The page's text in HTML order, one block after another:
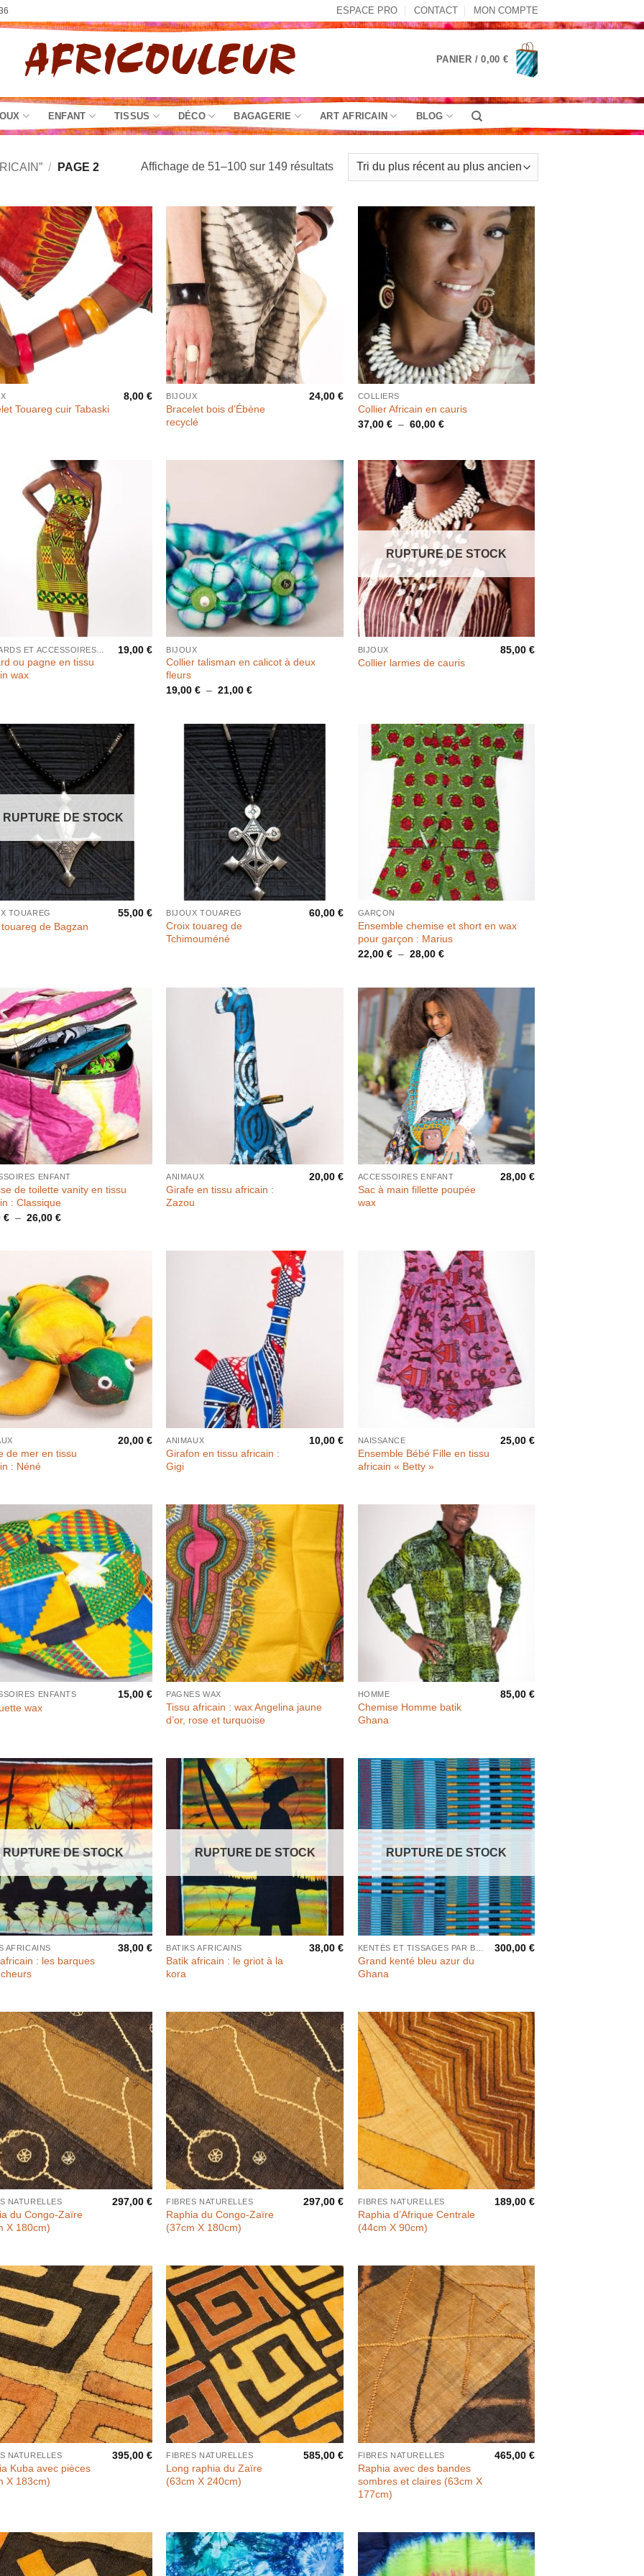
ESPACE PRO CONTACT MON COMPTE
PANIER /0,00 €
ENFANT TISSUS DÉCO BAGAGERIE ART AFRICAIN BLOG
/ PAGE 2 Affichage de 51–100 sur 149 résultatsTrié
récent
Touareg cuir Tabaski
8,00 € BIJOUX
Bracelet bois d’Ébène
recyclé
24,00 € COLLIERS
Collier Africain en cauris
37,00 € – 60,00 €Plage
à
60,00 €
ou pagne en tissu
wax
19,00 € BIJOUX
Collier talisman en calicot à deux
fleurs
19,00€ – 21,00€Plage
à
21,00 €
RUPTURE DE STOCK
BIJOUX
Collier larmes de cauris
85,00€
RUPTURE DE STOCK
TOUAREG
de Bagzan
55,00 € BIJOUX TOUAREG
Croix touareg de
Tchimouméné
60,00 € GARÇON
Ensemble chemise et short en wax
pour garçon : Marius
22,00 € – 28,00 €Plage
à
28,00 €
ENFANT
de toilette vanity en tissu
: Classique
€ – 26,00€Plage
ANIMAUX
Girafe en tissu africain :
Zazou
20,00 € ACCESSOIRES ENFANT
Sac à main fillette poupée
wax
28,00€
de mer en tissu
: Néné
20,00 € ANIMAUX
Girafon en tissu africain :
Gigi
10,00 € NAISSANCE
Ensemble Bébé Fille en tissu
africain « Betty »
25,00€
ENFANTS
wax
15,00 € PAGNES WAX
Tissu africain : wax Angelina jaune
d’or, rose et turquoise
HOMME
Chemise Homme batik
Ghana
85,00€
RUPTURE DE STOCK
AFRICAINS
: les barques
38,00 €
RUPTURE DE STOCK
BATIKS AFRICAINS
Batik africain : le griot à la
kora
38,00 €
RUPTURE DE STOCK
Grand kenté bleu azur du
Ghana
300,00€
NATURELLES
du Congo-Zaïre
X 180cm)
297,00 € FIBRES NATURELLES
Raphia du Congo-Zaïre
(37cm X 180cm)
297,00 € FIBRES NATURELLES
Raphia d’Afrique Centrale
(44cm X 90cm)
189,00€
NATURELLES
Kuba avec pièces
X 183cm)
395,00 € FIBRES NATURELLES
Long raphia du Zaïre
(63cm X 240cm)
585,00 € FIBRES NATURELLES
Raphia avec des bandes
sombres et claires (63cm X
177cm)
465,00€